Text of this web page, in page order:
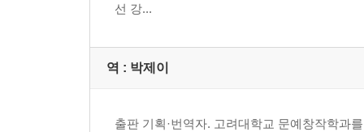
깨달음_배움을 계속 이어가는 것
선 강...
역 : 박제이
출판 기획·번역자. 고려대학교 문예창작학과